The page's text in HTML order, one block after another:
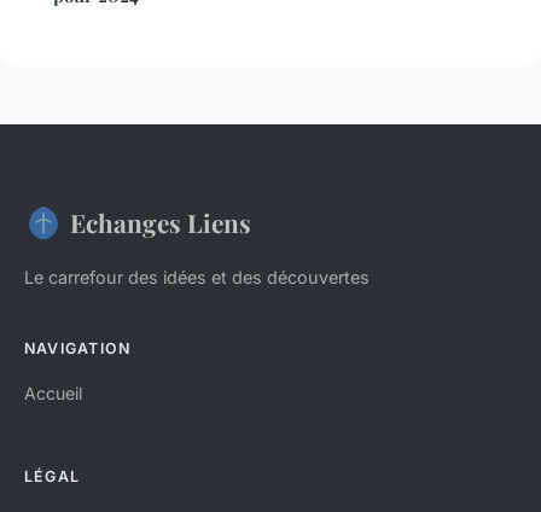
Echanges Liens
Le carrefour des idées et des découvertes
NAVIGATION
Accueil
LÉGAL